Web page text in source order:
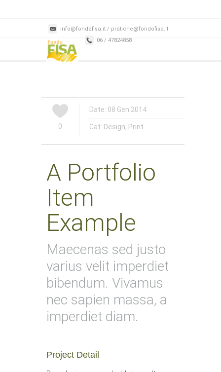
info@fondofisa.it / pratiche@fondofisa.it
06 / 47824858
0
Date: 08 Gen 2014
Cat: Design, Print
A Portfolio
Item
Example
Maecenas sed justo
varius velit imperdiet
bibendum. Vivamus
nec sapien massa, a
imperdiet diam.
Project Detail